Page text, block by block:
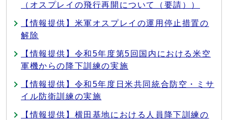
（オスプレイの飛行再開について（要請））
【情報提供】米軍オスプレイの運用停止措置の
解除
【情報提供】令和5年度第5回国内における米空
軍機からの降下訓練の実施
【情報提供】令和5年度日米共同統合防空・ミサ
イル防衛訓練の実施
【情報提供】横田基地における人員降下訓練の